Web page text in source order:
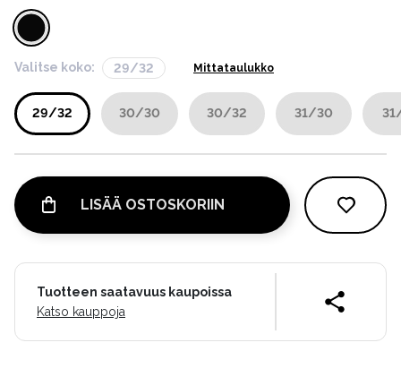
Valitse koko: 29/32 Mittataulukko
29/32 30/30 30/32 31/30
LISÄÄ OSTOSKORIIN
Tuotteen saatavuus kaupoissa
Katso kauppoja